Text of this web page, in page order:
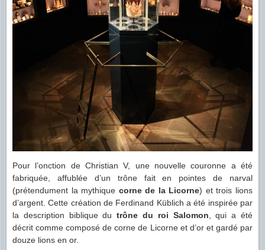
Pour l’onction de Christian V, une nouvelle couronne a été
fabriquée, affublée d’un trône fait en pointes de narval
(prétendument la mythique corne de la Licorne) et trois lions
d’argent. Cette création de Ferdinand Küblich a été inspirée par
la description biblique dutrône du roi Salomon , qui a été
décrit comme composé de corne de Licorne et d’or et gardé par
douze lions en or.